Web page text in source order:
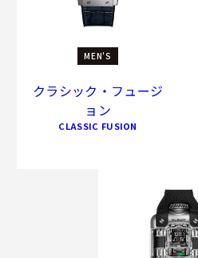
MEN'S
クラシック・フュージ
ョン
CLASSIC FUSION